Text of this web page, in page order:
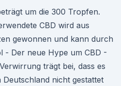
um die 300 Tropfen.
CBD wird aus
gewonnen und kann durch
- Der neue Hype um CBD -
trägt bei, dass es
nicht gestattet